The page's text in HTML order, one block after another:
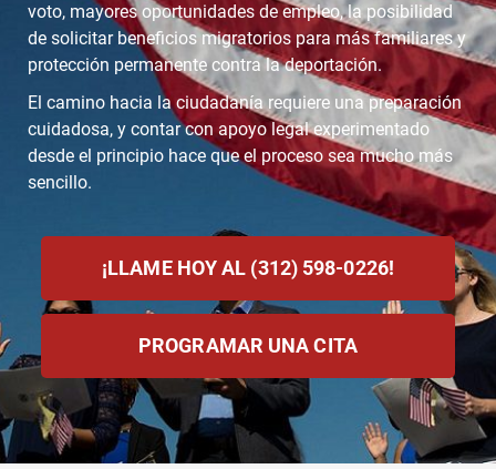
voto, mayores oportunidades de empleo, la posibilidad
de solicitar beneficios migratorios para más familiares y
protección permanente contra la deportación.
El camino hacia la ciudadanía requiere una preparación
cuidadosa, y contar con apoyo legal experimentado
desde el principio hace que el proceso sea mucho más
sencillo.
¡LLAME HOY AL (312) 598-0226!
PROGRAMAR UNA CITA